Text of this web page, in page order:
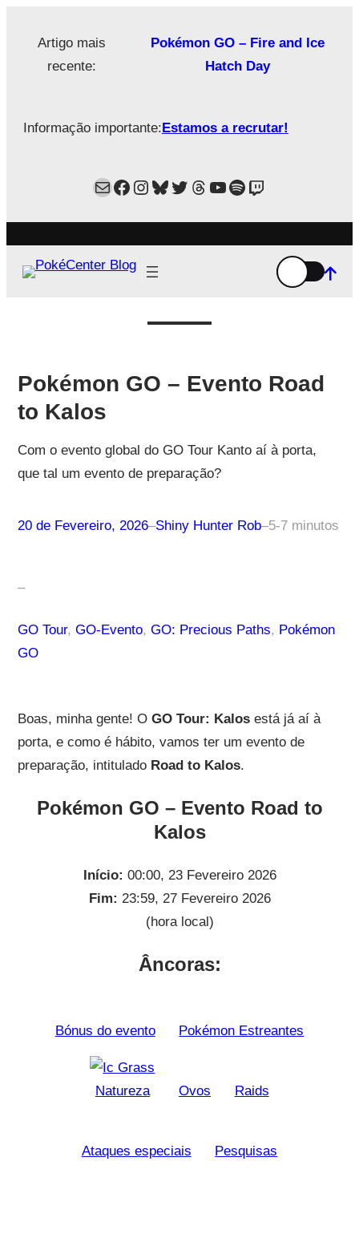
Artigo mais
recente:
Pokémon GO – Fire and Ice
Hatch Day
Informação importante:Estamos a recrutar!
MailFacebook
Instagram
Bluesky
Twitter
Estamos no Threads!
YouTube
Spotify
Twitch
Pokémon GO – Evento Road
to Kalos
Com o evento global do GO Tour Kanto aí à porta,
que tal um evento de preparação?
20 de Fevereiro, 2026–Shiny Hunter Rob–5-7 minutos
–
GO Tour, GO-Evento, GO: Precious Paths, Pokémon
GO
Boas, minha gente! O GO Tour: Kalosestá já aí à
porta, e como é hábito, vamos ter um evento de
preparação, intitulado Road to Kalos.
Pokémon GO – Evento Road to
Kalos
Início: 00:00, 23 Fevereiro 2026
Fim: 23:59, 27 Fevereiro 2026
(hora local)
Âncoras:
Bónus do evento Pokémon Estreantes
Natureza Ovos Raids
Ataques especiais Pesquisas